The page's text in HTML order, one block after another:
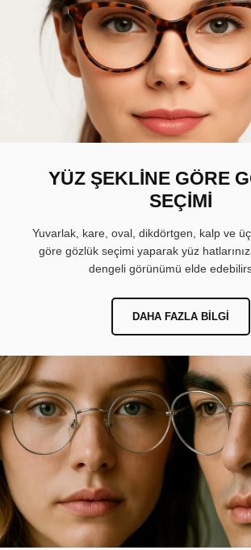
YÜZ ŞEKLİNE GÖRE
SEÇİMİ
Yuvarlak, kare, oval, dikdörtgen, kalp ve
göre gözlük seçimi yaparak yüz
dengeli görünümü elde
DAHA FAZLA BILGI